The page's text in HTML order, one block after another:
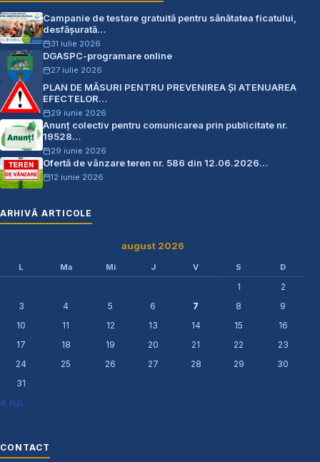
Campanie de testare gratuită pentru sănătatea ficatului,
desfășurată…
31 iulie 2026
DGASPC-programare online
27 iulie 2026
PLAN DE MĂSURI PENTRU PREVENIREA ŞI ATENUAREA
EFECTELOR…
29 iunie 2026
Anunț colectiv pentru comunicarea prin publicitate nr.
19528…
29 iunie 2026
Ofertă de vânzare teren nr. 586 din 12.06.2026…
12 iunie 2026
ARHIVĂ ARTICOLE
august 2026
L Ma Mi J V S D
1
2
3
4 5 6 7 8
9
10
11 12 13 14 15
16
17
18 19 20 21 22
23
24
25 26 27 28 29
30
31
« iul.
CONTACT